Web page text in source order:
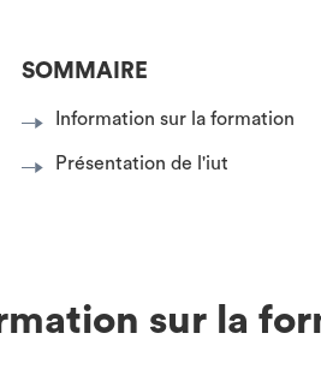
SOMMAIRE
Information sur la formation
Présentation de l'iut
sur la